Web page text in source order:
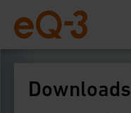
Downloads